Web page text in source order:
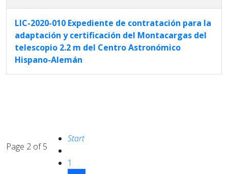
LIC-2020-010 Expediente de contratación para la
adaptación y certificación del Montacargas del
telescopio 2.2 m del Centro Astronómico
Hispano-Alemán
Page 2 of 5
Start
1